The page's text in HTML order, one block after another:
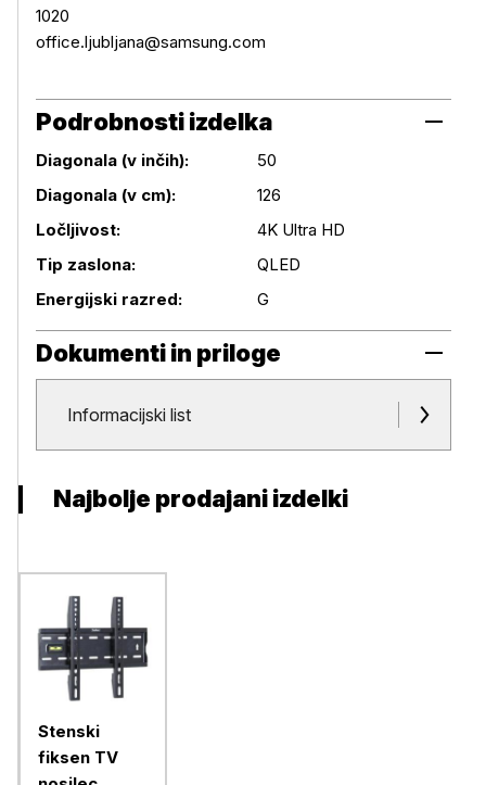
1020
office.ljubljana@samsung.com
Podrobnosti izdelka
Podrobnosti izdelka
Diagonala (v inčih):
50
Diagonala (v cm):
126
Ločljivost:
4K Ultra HD
Tip zaslona:
QLED
Energijski razred:
G
Dokumenti in priloge
Dokumenti in priloge
Informacijski list
Najbolje prodajani izdelki
Stenski
fiksen TV